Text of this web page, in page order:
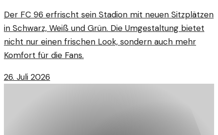
Der FC 96 erfrischt sein Stadion mit neuen Sitzplätzen
in Schwarz, Weiß und Grün. Die Umgestaltung bietet
nicht nur einen frischen Look, sondern auch mehr
Komfort für die Fans.
26. Juli 2026